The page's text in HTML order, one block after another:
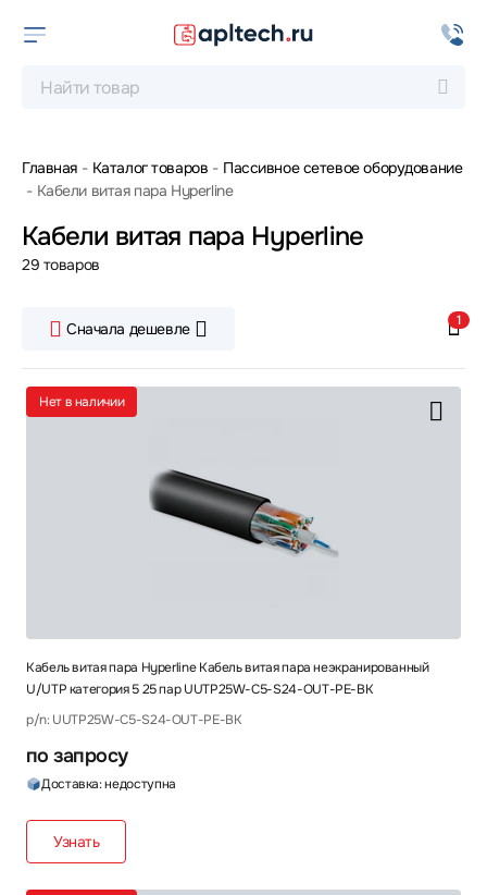
Главная Каталог товаров
Пассивное сетевое оборудование
Кабели витая пара Hyperline
Кабели витая пара Hyperline
29 товаров
Сначала дешевле 1
Кабель витая пара Hyperline Кабель витая пара неэкранированный
U/UTP категория 5 25 пар UUTP25W-C5-S24-OUT-PE-BK
p/n: UUTP25W-C5-S24-OUT-PE-BK
по запросу
Доставка: недоступна
Узнать
Нет в наличии